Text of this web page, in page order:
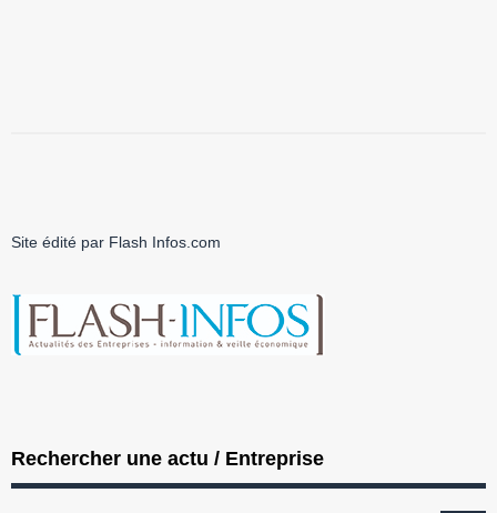
Site édité par Flash Infos.com
Rechercher une actu / Entreprise